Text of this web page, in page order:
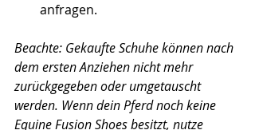
anfragen.
Beachte: Gekaufte Schuhe können nach
dem ersten Anziehen nicht mehr
zurückgegeben oder umgetauscht
werden. Wenn dein Pferd noch keine
Equine Fusion Shoes besitzt, nutze